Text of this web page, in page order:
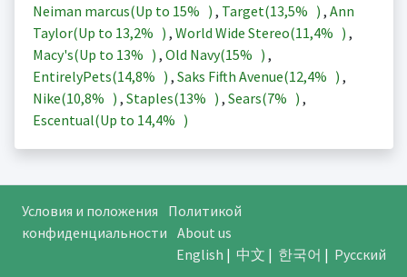
Neiman marcus(Up to 15% ) , Target(13,5% ) , Ann
Taylor(Up to 13,2% ) , World Wide Stereo(11,4% ) ,
Macy's(Up to 13% ) , Old Navy(15% ) ,
EntirelyPets(14,8% ) , Saks Fifth Avenue(12,4% ) ,
Nike(10,8% ) , Staples(13% ) , Sears(7% ) ,
Escentual(Up to 14,4% )
Условия и положения
Политикой
конфиденциальности About us
English | 中文 | 한국어 | Русский